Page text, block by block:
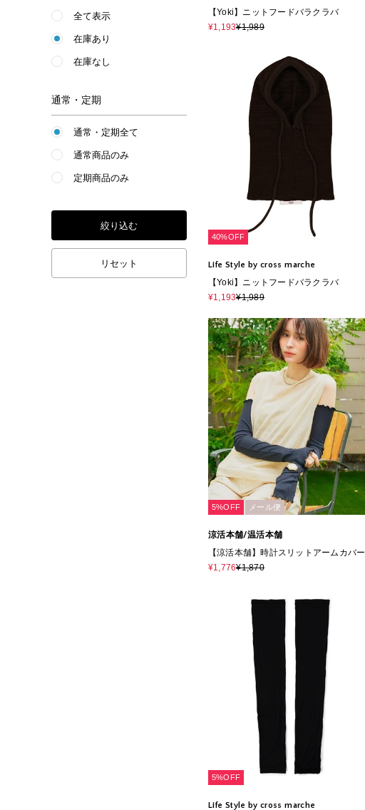
全て表示
在庫あり
在庫なし
通常・定期
通常・定期全て
通常商品のみ
定期商品のみ
絞り込む
リセット
【Yoki】ニットフードバラクラバ
¥1,193¥1,989
40%OFF
Life Style by cross marche
【Yoki】ニットフードバラクラバ
¥1,193¥1,989
5%OFF メール便
涼活本舗/温活本舗
【涼活本舗】時計スリットアームカバー
¥1,776¥1,870
5%OFF
Life Style by cross marche